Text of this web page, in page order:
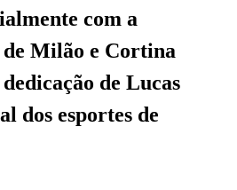
com a
Milão e Cortina
de Lucas
dos esportes de